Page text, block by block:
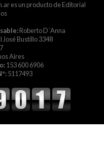
es un producto de Editorial
Roberto D´Anna
José Bustillo 3348
Aires
153 600 6906
5117493